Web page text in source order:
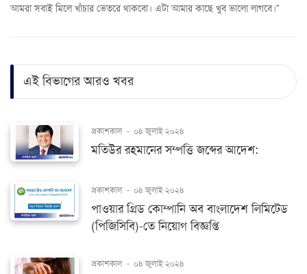
আমরা সবাই মিলে খাঁচার ভেতরে থাকবো। এটা আমার কাছে খুব ভালো লাগবে।"
এই বিভাগের আরও খবর
প্রকাশকাল - ০৪ জুলাই ২০২৪
মতিউর রহমানের সম্পত্তি জব্দের আদেশ:
প্রকাশকাল - ০৪ জুলাই ২০২৪
পাওয়ার গ্রিড কোম্পানি অব বাংলাদেশ লিমিটেড
(পিজিসিবি)-তে নিয়োগ বিজ্ঞপ্তি
প্রকাশকাল - ০৪ জুলাই ২০২৪